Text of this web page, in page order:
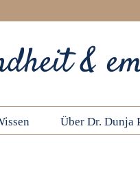
&
Über Dr. Dunja